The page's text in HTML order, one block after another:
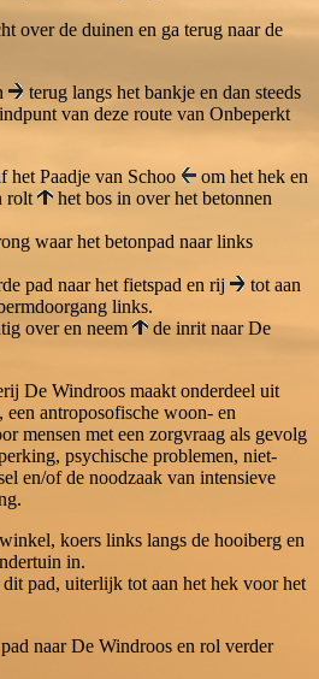
over de duinen en ga terug naar de
terug langs het bankje en dan steeds
van deze route van Onbeperkt
het Paadje van Schoo
om het hek en
rolt
het bos in over het betonnen
waar het betonpad naar links
pad naar het fietspad en rij
tot aan
links.
over en neem
de inrit naar De
De Windroos maakt onderdeel uit
een antroposofische woon- en
mensen met een zorgvraag als gevolg
psychische problemen, niet-
en/of de noodzaak van intensieve
koers links langs de hooiberg en
in.
pad, uiterlijk tot aan het hek voor het
naar De Windroos en rol verder